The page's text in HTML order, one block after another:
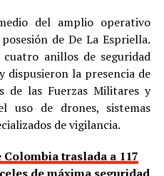
del amplio operativo
de De La Espriella.
anillos de seguridad
dispusieron la presencia de
de las Fuerzas Militares y
uso de drones, sistemas
de vigilancia.
Colombia traslada a 117